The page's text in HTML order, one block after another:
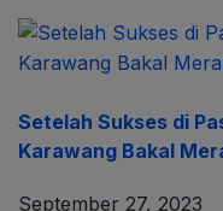
Setelah Sukses di
Karawang Bakal
September 27, 2023